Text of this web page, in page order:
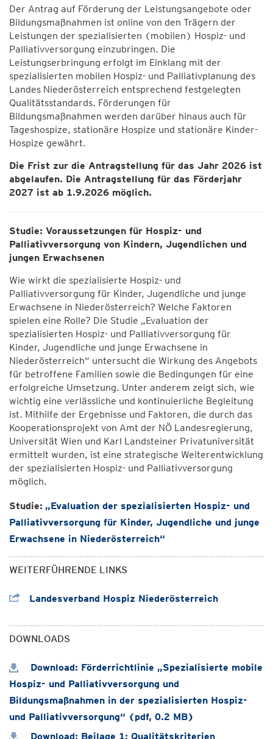
Der Antrag auf Förderung der Leistungsangebote oder
Bildungsmaßnahmen ist online von den Trägern der
Leistungen der spezialisierten (mobilen) Hospiz- und
Palliativversorgung einzubringen. Die
Leistungserbringung erfolgt im Einklang mit der
spezialisierten mobilen Hospiz- und Palliativplanung des
Landes Niederösterreich entsprechend festgelegten
Qualitätsstandards. Förderungen für
Bildungsmaßnahmen werden darüber hinaus auch für
Tageshospize, stationäre Hospize und stationäre Kinder-
Hospize gewährt.
Die Frist zur die Antragstellung für das Jahr 2026 ist
abgelaufen. Die Antragstellung für das Förderjahr
2027 ist ab 1.9.2026 möglich.
Studie: Voraussetzungen für Hospiz- und
Palliativversorgung von Kindern, Jugendlichen und
jungen Erwachsenen
Wie wirkt die spezialisierte Hospiz- und
Palliativversorgung für Kinder, Jugendliche und junge
Erwachsene in Niederösterreich? Welche Faktoren
spielen eine Rolle? Die Studie „Evaluation der
spezialisierten Hospiz- und Palliativversorgung für
Kinder, Jugendliche und junge Erwachsene in
Niederösterreich“ untersucht die Wirkung des Angebots
für betroffene Familien sowie die Bedingungen für eine
erfolgreiche Umsetzung. Unter anderem zeigt sich, wie
wichtig eine verlässliche und kontinuierliche Begleitung
ist. Mithilfe der Ergebnisse und Faktoren, die durch das
Kooperationsprojekt von Amt der NÖ Landesregierung,
Universität Wien und Karl Landsteiner Privatuniversität
ermittelt wurden, ist eine strategische Weiterentwicklung
der spezialisierten Hospiz- und Palliativversorgung
möglich.
Studie: „Evaluation der spezialisierten Hospiz- und
Palliativversorgung für Kinder, Jugendliche und junge
Erwachsene in Niederösterreich“
WEITERFÜHRENDE LINKS
Landesverband Hospiz Niederösterreich
DOWNLOADS
Download: Förderrichtlinie „Spezialisierte mobile
Hospiz- und Palliativversorgung und
Bildungsmaßnahmen in der spezialisierten Hospiz-
und Palliativversorgung“ (pdf, 0.2 MB)
Download: Beilage 1: Qualitätskriterien